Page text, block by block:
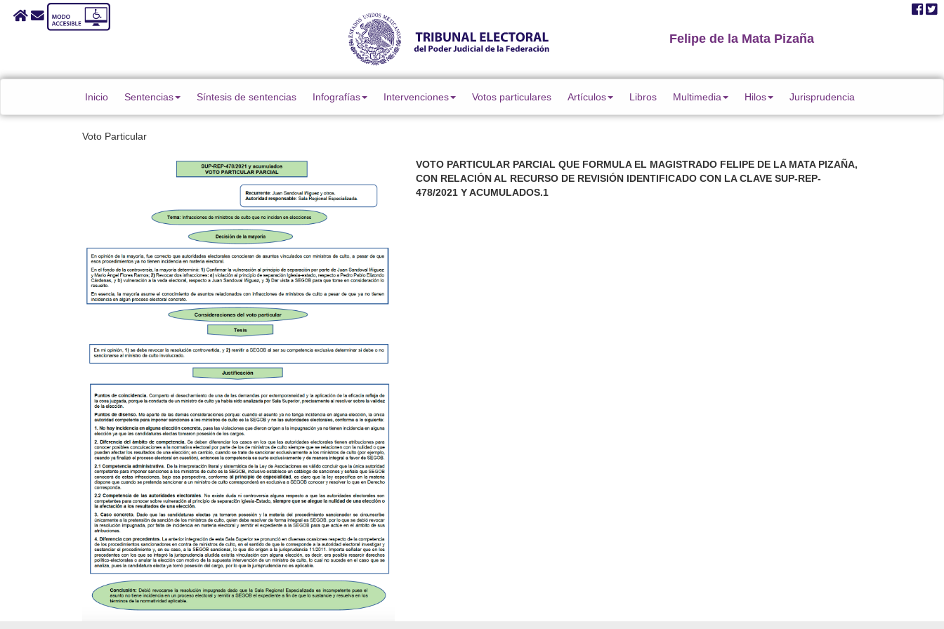
Felipe de la Mata Pizaña
Inicio Sentencias Síntesis de sentencias Infografías Intervenciones Votos particulares Artículos Libros Multimedia Hilos Jurisprudencia
Voto Particular
VOTO PARTICULAR PARCIAL QUE FORMULA EL MAGISTRADO FELIPE DE LA MATA PIZAÑA,
CON RELACIÓN AL RECURSO DE REVISIÓN IDENTIFICADO CON LA CLAVE SUP-REP-
478/2021 Y ACUMULADOS.1